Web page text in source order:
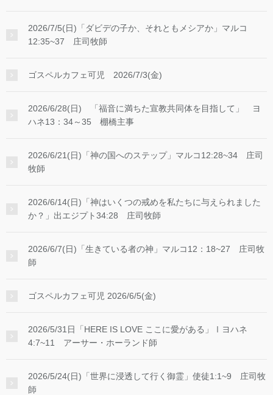
2026/7/5(日)「ダビデの子か、それともメシアか」マルコ
12:35~37 庄司牧師
ゴスペルカフェ可児 2026/7/3(金)
2026/6/28(日) 「福音に満ちた宣教共同体を目指して」 ヨ
ハネ13：34～35 棚橋主事
2026/6/21(日)「神の国へのステップ」マルコ12:28~34 庄司
牧師
2026/6/14(日)「神はいくつの戒めを私たちに与えられました
か？」出エジプト34:28 庄司牧師
2026/6/7(日)「生きている者の神」マルコ12：18~27 庄司牧
師
ゴスペルカフェ可児 2026/6/5(金)
2026/5/31日「HERE IS LOVE ここに愛がある」Ⅰヨハネ
4:7~11 アーサー・ホーランド師
2026/5/24(日)「世界に浸透して行く御霊」使徒1:1~9 庄司牧
師